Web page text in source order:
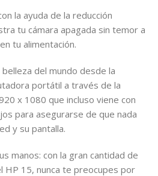
la ayuda de la reducción
tu cámara apagada sin temor a
tu alimentación.
del mundo desde la
portátil a través de la
x 1080 que incluso viene con
para asegurarse de que nada
y su pantalla.
manos: con la gran cantidad de
HP 15, nunca te preocupes por